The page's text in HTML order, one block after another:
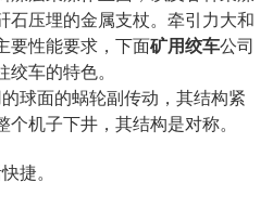
石压埋的金属支杖。牵引力大和
要性能要求，下面矿用绞车公司
车的特色。
球面的蜗轮副传动，其结构紧
机子下井，其结构是对称。
捷。